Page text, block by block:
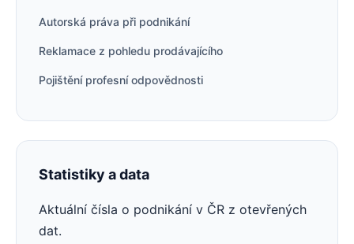
Autorská práva při podnikání
Reklamace z pohledu prodávajícího
Pojištění profesní odpovědnosti
Statistiky a data
Aktuální čísla o podnikání v ČR z otevřených
dat.